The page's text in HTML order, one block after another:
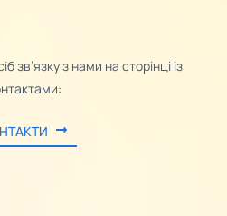
зв’язку з нами на сторінці із